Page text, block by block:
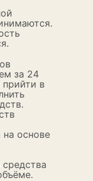
за 24
прийти в
основе